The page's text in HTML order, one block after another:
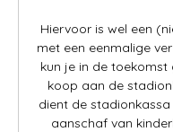
Hiervoor is wel een
met een eenmalige
kun je in de
koop aan de
dient de
aanschaf van